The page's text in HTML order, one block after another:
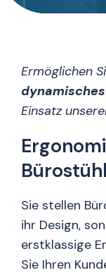
Ermöglichen
dynamisches
Einsatz
Sie stellen
ihr Design,
erstklassige
Sie Ihren